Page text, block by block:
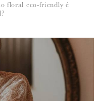
floral eco-friendly é